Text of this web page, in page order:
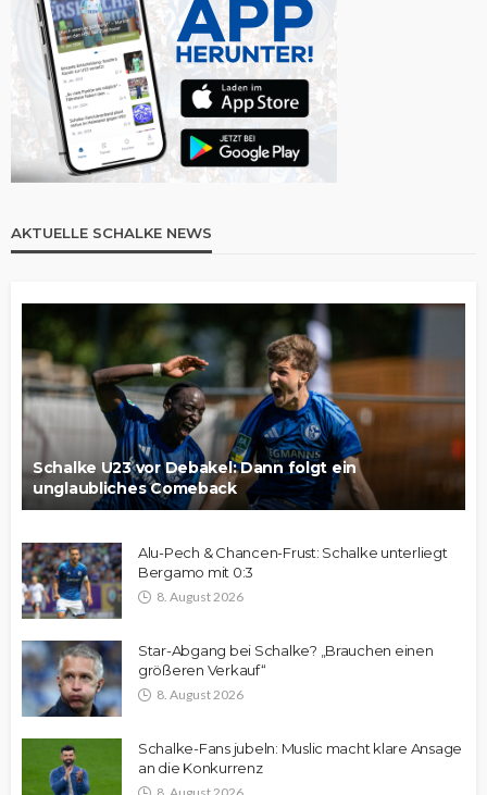
AKTUELLE SCHALKE NEWS
Schalke U23 vor Debakel: Dann folgt ein
unglaubliches Comeback
Alu-Pech & Chancen-Frust: Schalke unterliegt
Bergamo mit 0:3
8. August 2026
Star-Abgang bei Schalke? „Brauchen einen
größeren Verkauf“
8. August 2026
Schalke-Fans jubeln: Muslic macht klare Ansage
an die Konkurrenz